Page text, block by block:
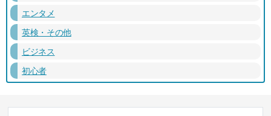
エンタメ
英検・その他
ビジネス
初心者